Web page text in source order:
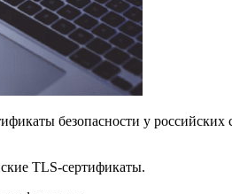
безопасности у
TLS-сертификаты.